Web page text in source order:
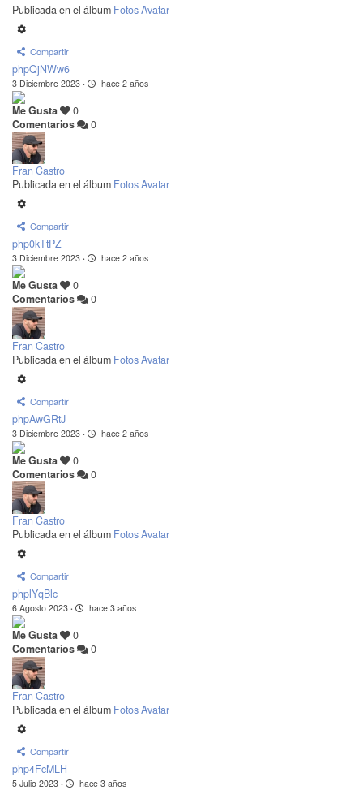
Publicada en el álbum Fotos Avatar
Compartir
phpQjNWw6
3 Diciembre 2023 · hace 2 años
Me Gusta
0
Comentarios
0
Fran Castro
Publicada en el álbum Fotos Avatar
Compartir
php0kTtPZ
3 Diciembre 2023 · hace 2 años
Me Gusta
0
Comentarios
0
Fran Castro
Publicada en el álbum Fotos Avatar
Compartir
phpAwGRtJ
3 Diciembre 2023 · hace 2 años
Me Gusta
0
Comentarios
0
Fran Castro
Publicada en el álbum Fotos Avatar
Compartir
phplYqBlc
6 Agosto 2023 · hace 3 años
Me Gusta
0
Comentarios
0
Fran Castro
Publicada en el álbum Fotos Avatar
Compartir
php4FcMLH
5 Julio 2023 · hace 3 años